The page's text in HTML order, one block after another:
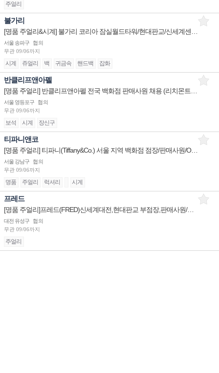
주얼리
불가리
서울 송파구
협의
무관09/06까지
시계 쥬얼리 백 귀금속 핸드백 잡화
반클리프앤아펠
서울 영등포구
협의
무관09/06까지
보석 시계 장신구
티파니앤코
[명품 주얼리] 티파니(Tiffany&Co.) 서울 지역 백화점 점장/판매사원/OP 채용
서울 강남구
협의
무관09/06까지
명품 주얼리 럭셔리 시계
프레드
[명품 주얼리]프레드(FRED)신세계대전,현대판교 부점장,판매사원/신세계광주 점장 채용
대전 유성구
협의
무관09/06까지
주얼리